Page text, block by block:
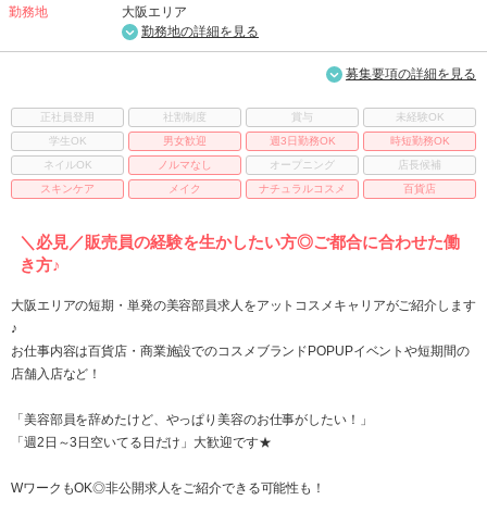
勤務地
大阪エリア
勤務地の詳細を見る
募集要項の詳細を見る
正社員登用 社割制度 賞与
未経験OK
学生OK
男女歓迎 週3日勤務OK
時短勤務OK
ネイルOK
ノルマなし オープニング
店長候補
スキンケア
メイク ナチュラルコスメ 百貨店
＼必見／販売員の経験を生かしたい方◎ご都合に合わせた働
き方♪
大阪エリアの短期・単発の美容部員求人をアットコスメキャリアがご紹介します
♪
お仕事内容は百貨店・商業施設でのコスメブランドPOPUPイベントや短期間の
店舗入店など！
「美容部員を辞めたけど、やっぱり美容のお仕事がしたい！」
「週2日～3日空いてる日だけ」大歓迎です★
WワークもOK◎非公開求人をご紹介できる可能性も！